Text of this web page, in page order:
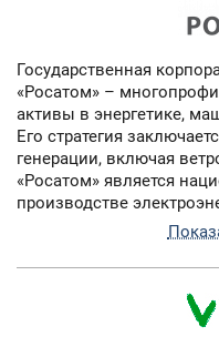
Государственная
«Росатом» –
активы в энергетике,
Его стратегия
генерации, включая
«Росатом» является
производстве
выработки) и занимает
«Росатома» входят все
России, предприятия
научно-